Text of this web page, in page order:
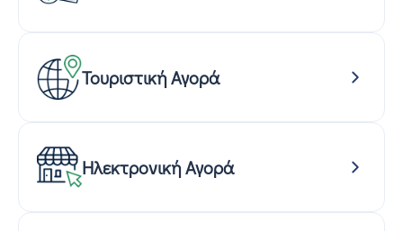
Τουριστική Αγορά
Ηλεκτρονική Αγορά